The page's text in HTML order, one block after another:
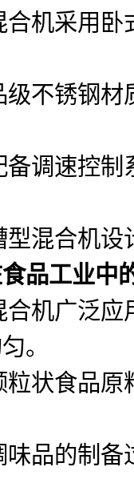
合机采用卧
级不锈钢材
备调速控制
型混合机设
品工业中
合机广泛应
。
粒状食品原
味品的制备